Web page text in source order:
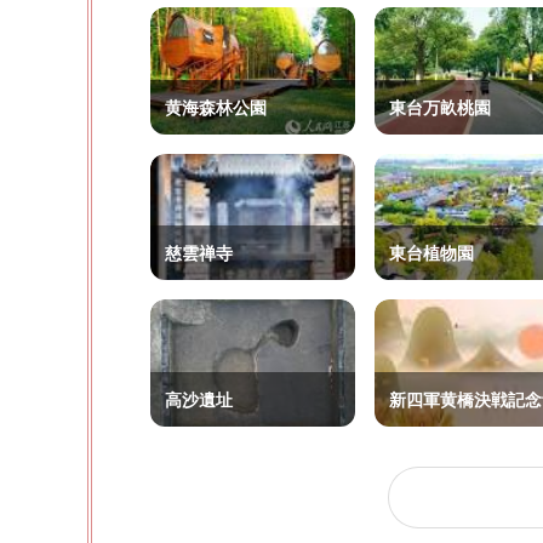
黄海森林公園 東台万畝桃園
慈雲禅寺 東台植物園
高沙遺址 新四軍黄橋決戦記